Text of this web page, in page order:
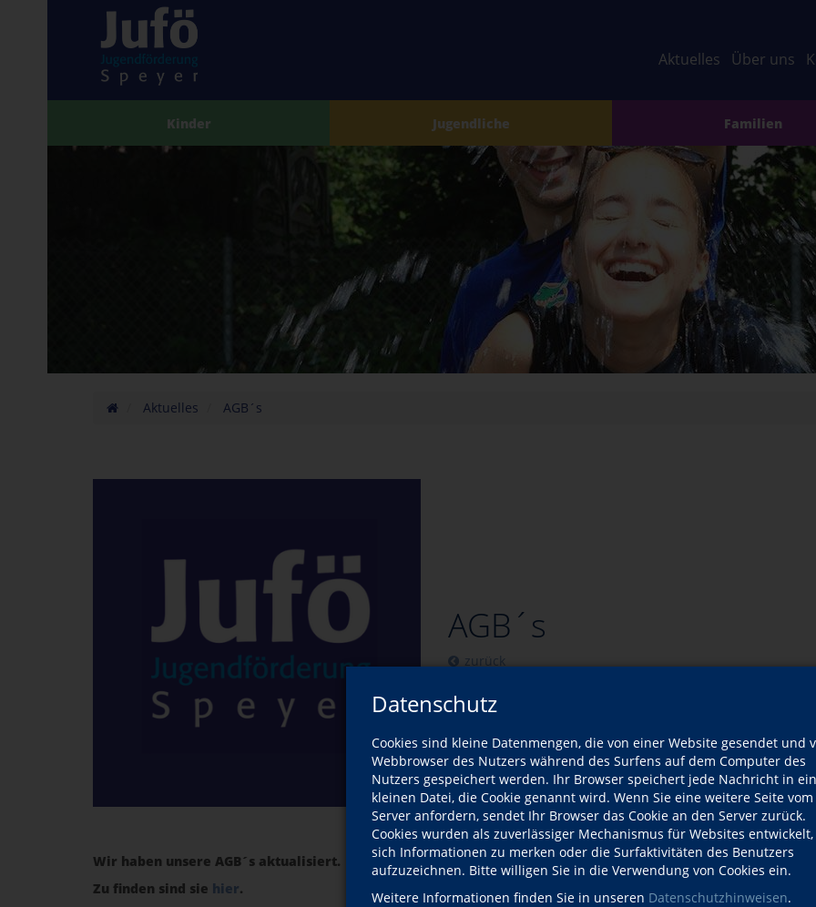
Datenschutz
Cookies sind kleine Datenmengen, die von einer Website gesendet und
Webbrowser des Nutzers während des Surfens auf dem Computer des
Nutzers gespeichert werden. Ihr Browser speichert jede Nachricht in
kleinen Datei, die Cookie genannt wird. Wenn Sie eine weitere Seite vom
Server anfordern, sendet Ihr Browser das Cookie an den Server zurück.
Cookies wurden als zuverlässiger Mechanismus für Websites
sich Informationen zu merken oder die Surfaktivitäten des Benutzers
aufzuzeichnen. Bitte willigen Sie in die Verwendung von Cookies ein.
Weitere Informationen finden Sie in unseren Datenschutzhinweisen.
Aktuelles Über uns
Kinder Jugendliche Familien
Aktuelles AGB´s
AGB´s
zurück
Wir haben unsere AGB´s aktualisiert.
Zu finden sind sie hier.